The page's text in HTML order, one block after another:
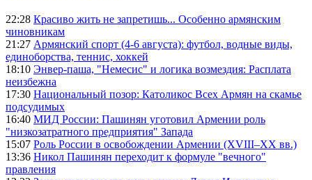
22:28 Красиво жить не запретишь... Особенно армянским
чиновникам
21:27 Армянский спорт (4-6 августа): футбол, водные виды,
единоборства, теннис, хоккей
18:10 Энвер-паша, "Немесис" и логика возмездия: Расплата
неизбежна
17:30 Национальный позор: Католикос Всех Армян на скамье
подсудимых
16:40 МИД России: Пашинян уготовил Армении роль
"низкозатратного предприятия" Запада
15:07 Роль России в освобождении Армении (XVIII–XX вв.)
13:36 Никол Пашинян переходит к формуле "вечного"
правления